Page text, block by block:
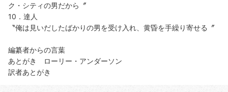
ク・シティの男だから〞
10．達人
〝俺は見いだしたばかりの男を受け入れ、黄昏を手繰り寄せる〞
編纂者からの言葉
あとがき ローリー・アンダーソン
訳者あとがき